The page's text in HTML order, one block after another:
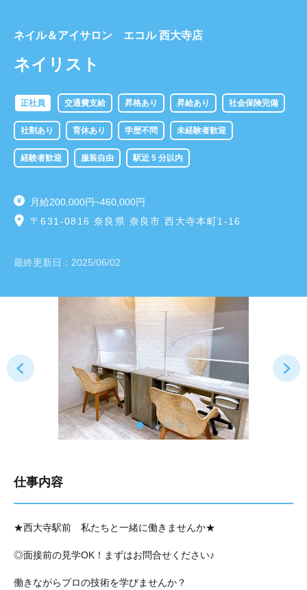
ネイル＆アイサロン エコル 西大寺店
ネイリスト
正社員 交通費支給 昇格あり 昇給あり 社会保険完備
社割あり 育休あり 学歴不問 未経験者歓迎
経験者歓迎 服装自由 駅近 5 分以内
月給200,000円~460,000円
〒631-0816 奈良県 奈良市 西大寺本町1-16
最終更新日： 2025/06/02
仕事内容
★西大寺駅前 私たちと一緒に働きませんか★
◎面接前の見学OK！まずはお問合せください♪
働きながらプロの技術を学びませんか？